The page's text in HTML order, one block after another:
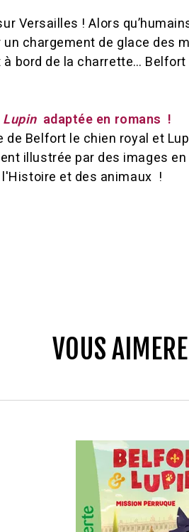
Versailles ! Alors
chargement de glace des
bord de la charrette…
Lupin adaptée en romans !
de Belfort le chien royal et
illustrée par des images
et des animaux !
VOUS